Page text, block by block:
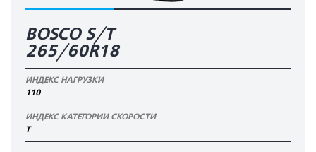
BOSCO S/T
265/60R18
ИНДЕКС НАГРУЗКИ
110
ИНДЕКС КАТЕГОРИИ СКОРОСТИ
T